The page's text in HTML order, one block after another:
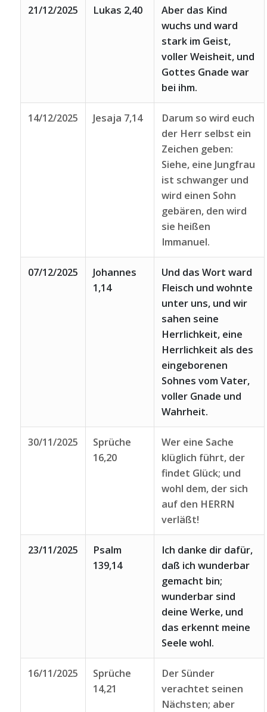
21/12/2025 Lukas 2,40
Aber das Kind
wuchs und ward
stark im Geist,
voller Weisheit, und
Gottes Gnade war
bei ihm.
14/12/2025 Jesaja 7,14
Darum so wird euch
der Herr selbst ein
Zeichen geben:
Siehe, eine Jungfrau
ist schwanger und
wird einen Sohn
gebären, den wird
sie heißen
Immanuel.
07/12/2025
Johannes
1,14
Und das Wort ward
Fleisch und wohnte
unter uns, und wir
sahen seine
Herrlichkeit, eine
Herrlichkeit als des
eingeborenen
Sohnes vom Vater,
voller Gnade und
Wahrheit.
30/11/2025
Sprüche
16,20
Wer eine Sache
klüglich führt, der
findet Glück; und
wohl dem, der sich
auf den HERRN
verläßt!
23/11/2025
Psalm
139,14
Ich danke dir dafür,
daß ich wunderbar
gemacht bin;
wunderbar sind
deine Werke, und
das erkennt meine
Seele wohl.
16/11/2025
Sprüche
14,21
Der Sünder
verachtet seinen
Nächsten; aber